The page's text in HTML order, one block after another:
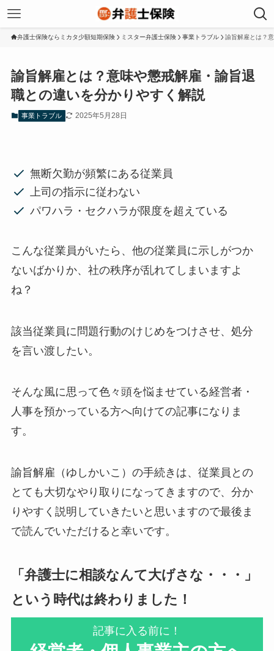
弁護士保険ならミカタ少額短期保険 ミスター弁護士保険 事業トラブル 諭旨解雇とは？
諭旨解雇とは？意味や懲戒解雇・諭旨退
職との違いを分かりやすく解説
事業トラブル 2025年5月28日
無断欠勤が頻繁にある従業員
上司の指示に従わない
パワハラ・セクハラが限度を超えている
こんな従業員がいたら、他の従業員に示しがつか
ないばかりか、社の秩序が乱れてしまいますよ
ね？
該当従業員に問題行動のけじめをつけさせ、処分
を言い渡したい。
そんな風に思って色々頭を悩ませている経営者・
人事を預かっている方へ向けての記事になりま
す。
諭旨解雇（ゆしかいこ）の手続きは、従業員との
とても大切なやり取りになってきますので、分か
りやすく説明していきたいと思いますので最後ま
で読んでいただけると幸いです。
「弁護士に相談なんて大げさな・・・」
という時代は終わりました！
記事に入る前に！